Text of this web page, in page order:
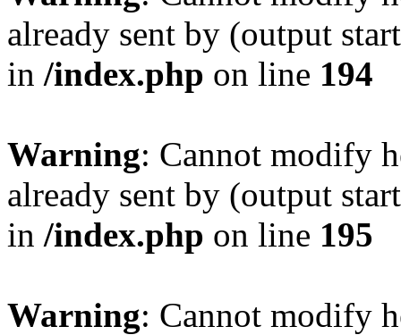
already sent by (output
in /index.php on line 194
Warning: Cannot modify
already sent by (output
in /index.php on line 195
Warning: Cannot modify